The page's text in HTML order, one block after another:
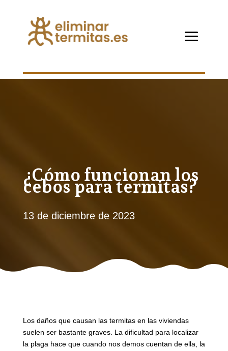
¿Cómo funcionan los
cebos para termitas?
13 de diciembre de 2023
Los daños que causan las termitas en las viviendas
suelen ser bastante graves. La dificultad para localizar
la plaga hace que cuando nos demos cuentan de ella, la